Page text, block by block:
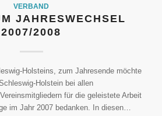
VERBAND
JAHRESWECHSEL
2007/2008
Holsteins, zum Jahresende möchte
Holstein bei allen
für die geleistete Arbeit
im Jahr 2007 bedanken. In diesen…